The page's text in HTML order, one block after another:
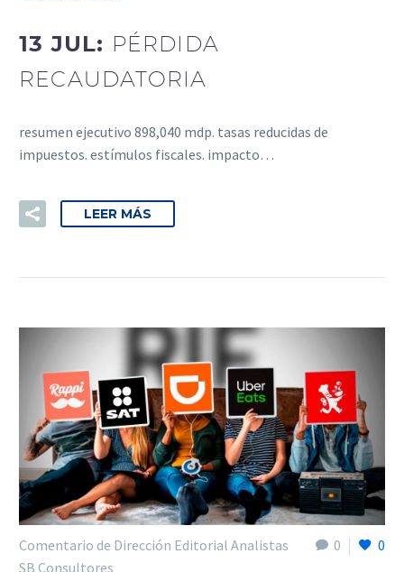
13 JUL: PÉRDIDA
RECAUDATORIA
resumen ejecutivo 898,040 mdp. tasas reducidas de
impuestos. estímulos fiscales. impacto…
LEER MÁS
0 0
Comentario de Dirección Editorial Analistas
SB Consultores